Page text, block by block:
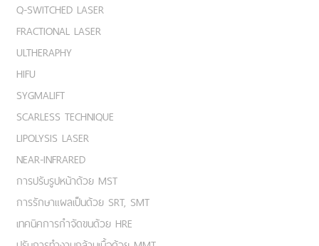
Q-SWITCHED LASER
FRACTIONAL LASER
ULTHERAPHY
HIFU
SYGMALIFT
SCARLESS TECHNIQUE
LIPOLYSIS LASER
NEAR-INFRARED
การปรับรูปหน้าด้วย MST
การรักษาแผลเป็นด้วย SRT, SMT
เทคนิคการกำจัดขนด้วย HRE